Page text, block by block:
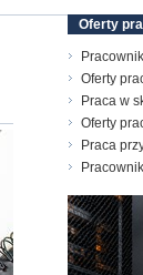
Oferty
Oferty
Praca w
Oferty
Praca